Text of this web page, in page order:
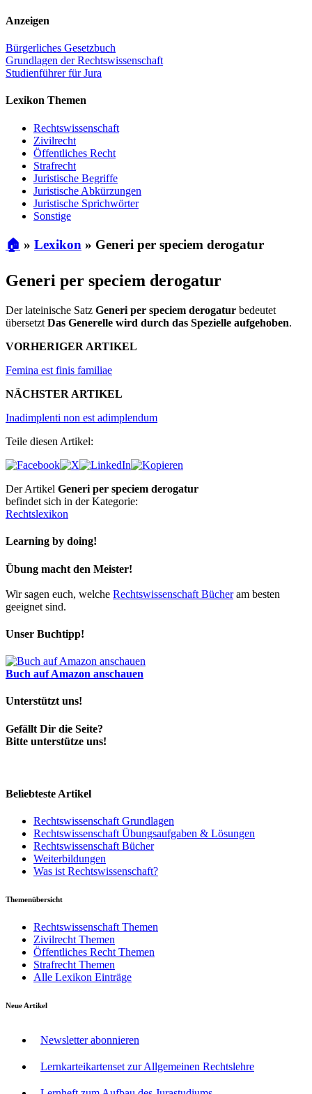
Anzeigen
Bürgerliches Gesetzbuch
Grundlagen der Rechtswissenschaft
Studienführer für Jura
Lexikon Themen
Rechtswissenschaft
Zivilrecht
Öffentliches Recht
Strafrecht
Juristische Begriffe
Juristische Abkürzungen
Juristische Sprichwörter
Sonstige
🏠 » Lexikon » Generi per speciem derogatur
Generi per speciem derogatur
Der lateinische Satz Generi per speciem derogatur bedeutet
übersetzt Das Generelle wird durch das Spezielle aufgehoben.
VORHERIGER ARTIKEL
Femina est finis familiae
NÄCHSTER ARTIKEL
Inadimplenti non est adimplendum
Teile diesen Artikel:
Der Artikel Generi per speciem derogatur
befindet sich in der Kategorie:
Rechtslexikon
Learning by doing!
Übung macht den Meister!
Wir sagen euch, welche Rechtswissenschaft Bücheram besten
geeignet sind.
Unser Buchtipp!
Buch auf Amazon anschauen
Unterstützt uns!
Gefällt Dir die Seite?
Bitte unterstütze uns!
Beliebteste Artikel
Rechtswissenschaft Grundlagen
Rechtswissenschaft Übungsaufgaben & Lösungen
Rechtswissenschaft Bücher
Weiterbildungen
Was ist Rechtswissenschaft?
Themenübersicht
Rechtswissenschaft Themen
Zivilrecht Themen
Öffentliches Recht Themen
Strafrecht Themen
Alle Lexikon Einträge
Neue Artikel
Newsletter abonnieren
Lernkarteikartenset zur Allgemeinen Rechtslehre